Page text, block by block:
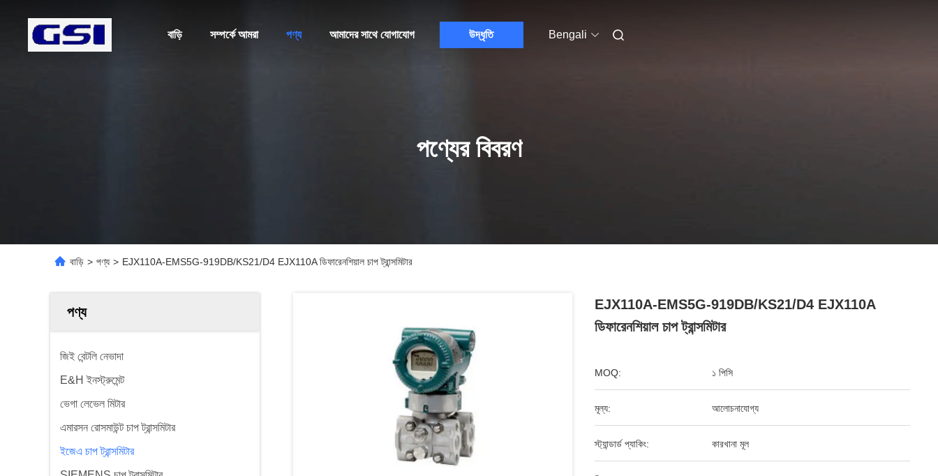
বাড়ি সম্পর্কে আমরা পণ্য আমাদের সাথে যোগাযোগ উদ্ধৃতি Bengali
পণ্যের বিবরণ
বাড়ি > পণ্য > EJX110A-EMS5G-919DB/KS21/D4 EJX110A ডিফারেনশিয়াল চাপ ট্রান্সমিটার
পণ্য
জিই বেন্টলি নেভাদা
E&H ইনস্ট্রুমেন্ট
ভেগা লেভেল মিটার
এমারসন রোসমাউন্ট চাপ ট্রান্সমিটার
ইজেএ চাপ ট্রান্সমিটার
EJX110A-EMS5G-919DB/KS21/D4 EJX110A
ডিফারেনশিয়াল চাপ ট্রান্সমিটার
MOQ: ১ পিসি
মূল্য: আলোচনাযোগ্য
স্ট্যান্ডার্ড প্যাকিং: কারখানা মূল